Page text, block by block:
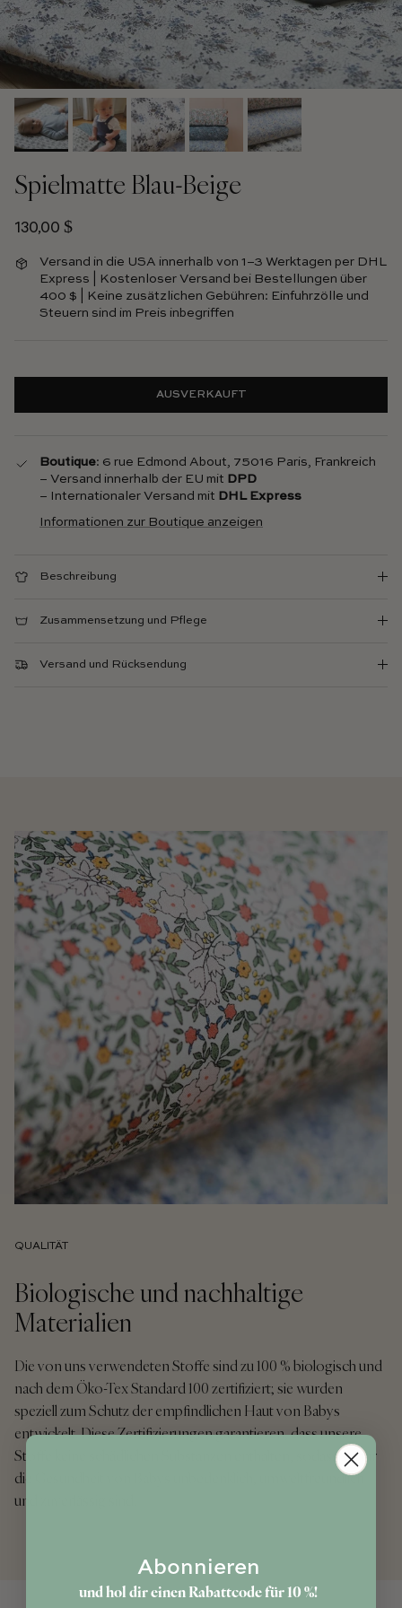
Spielmatte Blau-Beige
Regulärer Preis
130,00 $
Versand in die USA innerhalb von 1–3 Werktagen per DHL
Express | Kostenloser Versand bei Bestellungen über
400 $ | Keine zusätzlichen Gebühren: Einfuhrzölle und
Steuern sind im Preis inbegriffen
AUSVERKAUFT
Boutique: 6 rue Edmond About, 75016 Paris, Frankreich
– Versand innerhalb der EU mit DPD
– Internationaler Versand mit DHL Express
Informationen zur Boutique anzeigen
Beschreibung
Zusammensetzung und Pflege
Versand und Rücksendung
QUALITÄT
Biologische und nachhaltige
Materialien
Die von uns verwendeten Stoffe sind zu 100 % biologisch und
nach dem Öko-Tex Standard 100 zertifiziert; sie wurden
speziell zum Schutz der empfindlichen Haut von Babys
entwickelt. Diese Zertifizierungen garantieren, dass unsere
Stoffe keine schädlichen Substanzen enthalten, sodass sie für
die Gesundheit von Babys unbedenklich, umweltfreundlich
und zuverlässig sind.
Abonnieren
und hol dir einen Rabattcode für 10 %!